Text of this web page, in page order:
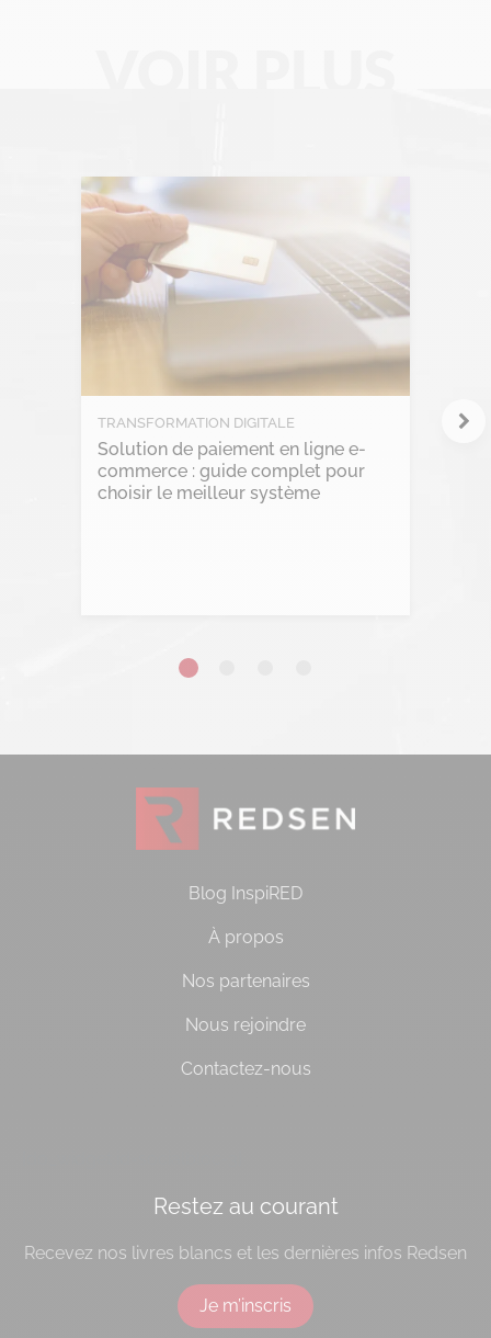
Gravity Microsoft 365
Intelligence Artificielle
Intelligence collective
Project management
RGPD
Transformation Digitale
TRANSFORMATION DIGITALE
Solution de paiement en ligne e-
commerce : guide complet pour
choisir le meilleur système
Blog InspiRED
À propos
Nos partenaires
Nous rejoindre
Contactez-nous
Restez au courant
Recevez nos livres blancs et les dernières infos Redsen
Je m’inscris